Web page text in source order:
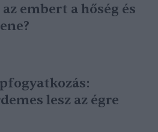
embert a hőség és
lesz az égre